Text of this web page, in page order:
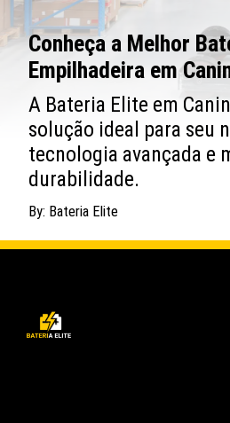
Conheça a Melhor
Empilhadeira em
A Bateria Elite em
solução ideal para seu
tecnologia avançada e
durabilidade.
By: Bateria Elite